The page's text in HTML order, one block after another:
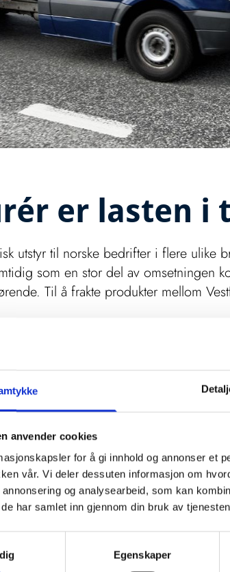
anvender cookies
for å gi innhold og annonser et
vår. Vi deler dessuten informasjon om
og analysearbeid, som kan
har samlet inn gjennom din bruk av
Egenskaper
er lasten i
utstyr til norske bedrifter i flere ulike
som en stor del av
Til å frakte produkter mellom
Han forteller at Maxeta har én
Blå Kurér. Blå Kurér har kjørt ut leveranser til
rutekjøring på samlastrutene. Mellom
noen utfordringer med påliteligheten
som årene har gått, har Maxetas
deres kunder
leverandører som gjør at de klarer å holde
de har funnet i Blå Kurér.